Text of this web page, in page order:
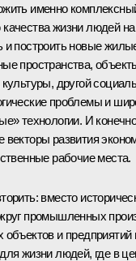
именно
жизни людей на
и построить новые
пространства,
другой
проблемы и
технологии. И
векторы развития
рабочие места.
вместо
промышленных
объектов и
жизни людей, где в